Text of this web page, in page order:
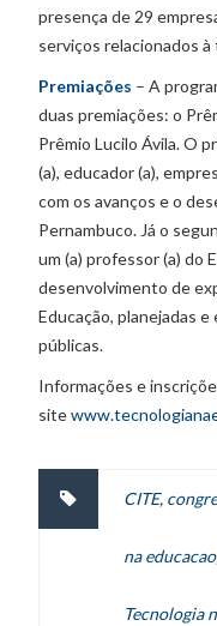
presença de 29
serviços relacionados
Premiações – A
duas premiações: o
Prêmio Lucilo Ávila. O
(a), educador (a),
com os avanços e o
Pernambuco. Já o
um (a) professor (a) do
desenvolvimento de
Educação, planejadas
públicas.
Informações e
site
CITE,
na educacao
Tecnologia